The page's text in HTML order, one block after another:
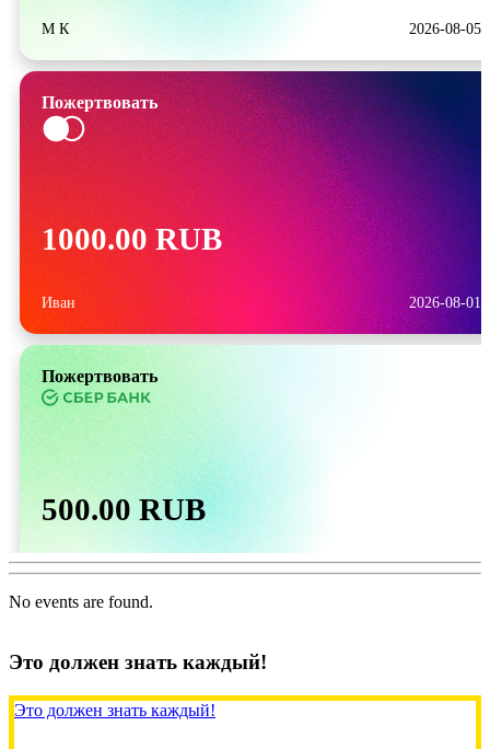
М К 2026-08-05
Пожертвовать
1000.00 RUB
Иван 2026-08-01
Пожертвовать
500.00 RUB
Татьяна 2026-07-31
No events are found.
Это должен знать каждый!
Это должен знать каждый!